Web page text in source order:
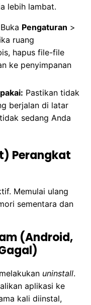
lebih lambat.
Buka Pengaturan >
ruang
hapus file-file
ke penyimpanan
Pastikan tidak
berjalan di latar
sedang Anda
Perangkat
Memulai ulang
sementara dan
(Android,
uninstall.
aplikasi ke
kali diinstal,